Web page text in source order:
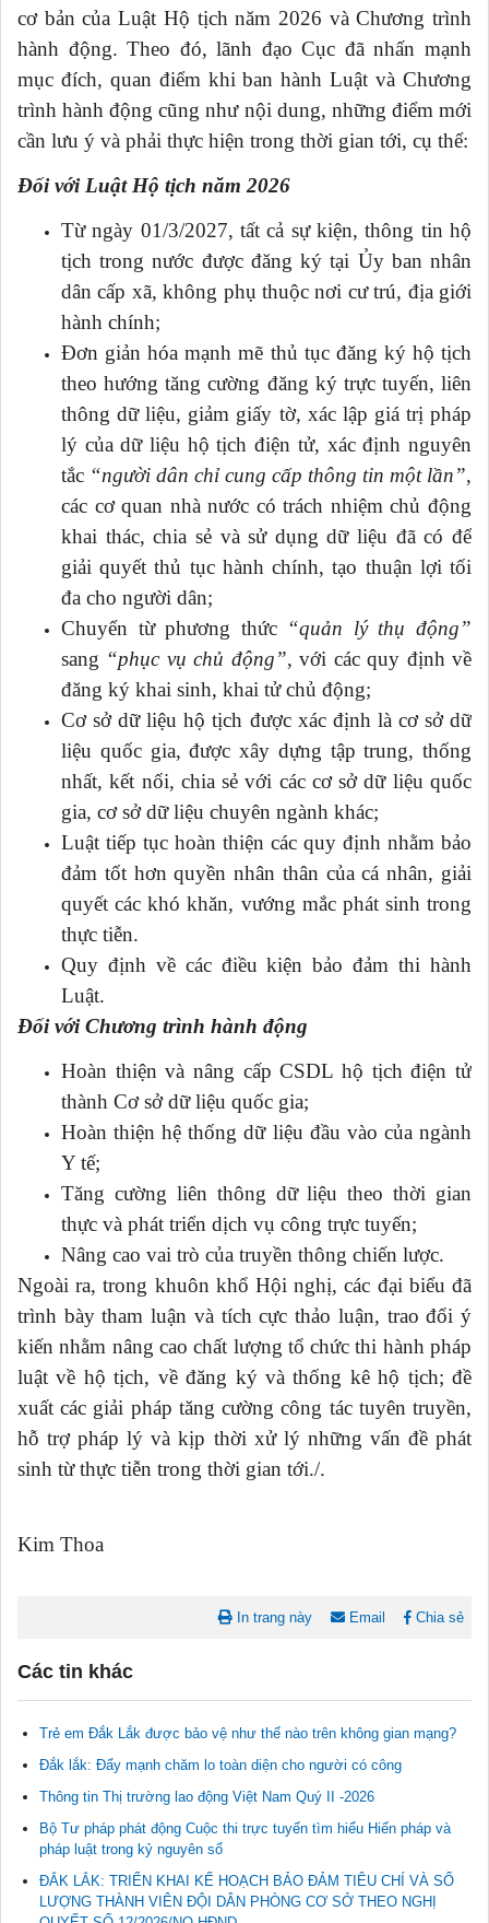
cơ bản của Luật Hộ tịch năm 2026 và Chương trình
hành động. Theo đó, lãnh đạo Cục đã nhấn mạnh
mục đích, quan điểm khi ban hành Luật và Chương
trình hành động cũng như nội dung, những điểm mới
cần lưu ý và phải thực hiện trong thời gian tới, cụ thể:
Đối với Luật Hộ tịch năm 2026
Từ ngày 01/3/2027, tất cả sự kiện, thông tin hộ
tịch trong nước được đăng ký tại Ủy ban nhân
dân cấp xã, không phụ thuộc nơi cư trú, địa giới
hành chính;
Đơn giản hóa mạnh mẽ thủ tục đăng ký hộ tịch
theo hướng tăng cường đăng ký trực tuyến, liên
thông dữ liệu, giảm giấy tờ, xác lập giá trị pháp
lý của dữ liệu hộ tịch điện tử, xác định nguyên
tắc “người dân chỉ cung cấp thông tin một lần”,
các cơ quan nhà nước có trách nhiệm chủ động
khai thác, chia sẻ và sử dụng dữ liệu đã có để
giải quyết thủ tục hành chính, tạo thuận lợi tối
đa cho người dân;
Chuyển từ phương thức “quản lý thụ động”
sang “phục vụ chủ động”, với các quy định về
đăng ký khai sinh, khai tử chủ động;
Cơ sở dữ liệu hộ tịch được xác định là cơ sở dữ
liệu quốc gia, được xây dựng tập trung, thống
nhất, kết nối, chia sẻ với các cơ sở dữ liệu quốc
gia, cơ sở dữ liệu chuyên ngành khác;
Luật tiếp tục hoàn thiện các quy định nhằm bảo
đảm tốt hơn quyền nhân thân của cá nhân, giải
quyết các khó khăn, vướng mắc phát sinh trong
thực tiễn.
Quy định về các điều kiện bảo đảm thi hành
Luật.
Đối với Chương trình hành động
Hoàn thiện và nâng cấp CSDL hộ tịch điện tử
thành Cơ sở dữ liệu quốc gia;
Hoàn thiện hệ thống dữ liệu đầu vào của ngành
Y tế;
Tăng cường liên thông dữ liệu theo thời gian
thực và phát triển dịch vụ công trực tuyến;
Nâng cao vai trò của truyền thông chiến lược.
Ngoài ra, trong khuôn khổ Hội nghị, các đại biểu đã
trình bày tham luận và tích cực thảo luận, trao đổi ý
kiến nhằm nâng cao chất lượng tổ chức thi hành pháp
luật về hộ tịch, về đăng ký và thống kê hộ tịch; đề
xuất các giải pháp tăng cường công tác tuyên truyền,
hỗ trợ pháp lý và kịp thời xử lý những vấn đề phát
sinh từ thực tiễn trong thời gian tới./.
Kim Thoa
In trang này Email Chia sẻ
Các tin khác
Trẻ em Đắk Lắk được bảo vệ như thế nào trên không gian mạng?
Đắk lắk: Đẩy mạnh chăm lo toàn diện cho người có công
Thông tin Thị trường lao động Việt Nam Quý II -2026
Bộ Tư pháp phát động Cuộc thi trực tuyến tìm hiểu Hiến pháp và
pháp luật trong kỷ nguyên số
ĐẮK LẮK: TRIỂN KHAI KẾ HOẠCH BẢO ĐẢM TIÊU CHÍ VÀ SỐ
LƯỢNG THÀNH VIÊN ĐỘI DÂN PHÒNG CƠ SỞ THEO NGHỊ
Tài liệu phục vụ tiêu chí tiếp cận pháp luật trong đánh giá Nông
thôn mới
11/02/2026 08:45:12
Tài liệu Hội nghị công chức, viên chức và người lao động năm